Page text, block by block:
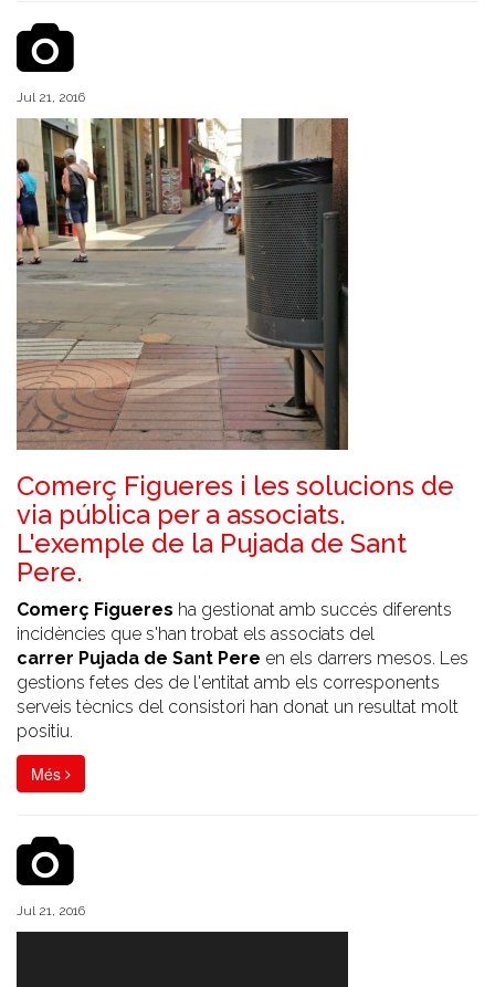
Jul 21, 2016
Comerç Figueres i les solucions de
via pública per a associats.
L'exemple de la Pujada de Sant
Pere.
Comerç Figueres ha gestionat amb succés diferents
incidències que s'han trobat els associats del
carrer Pujada de Sant Pere en els darrers mesos. Les
gestions fetes des de l'entitat amb els corresponents
serveis tècnics del consistori han donat un resultat molt
positiu.
Més
Jul 21, 2016